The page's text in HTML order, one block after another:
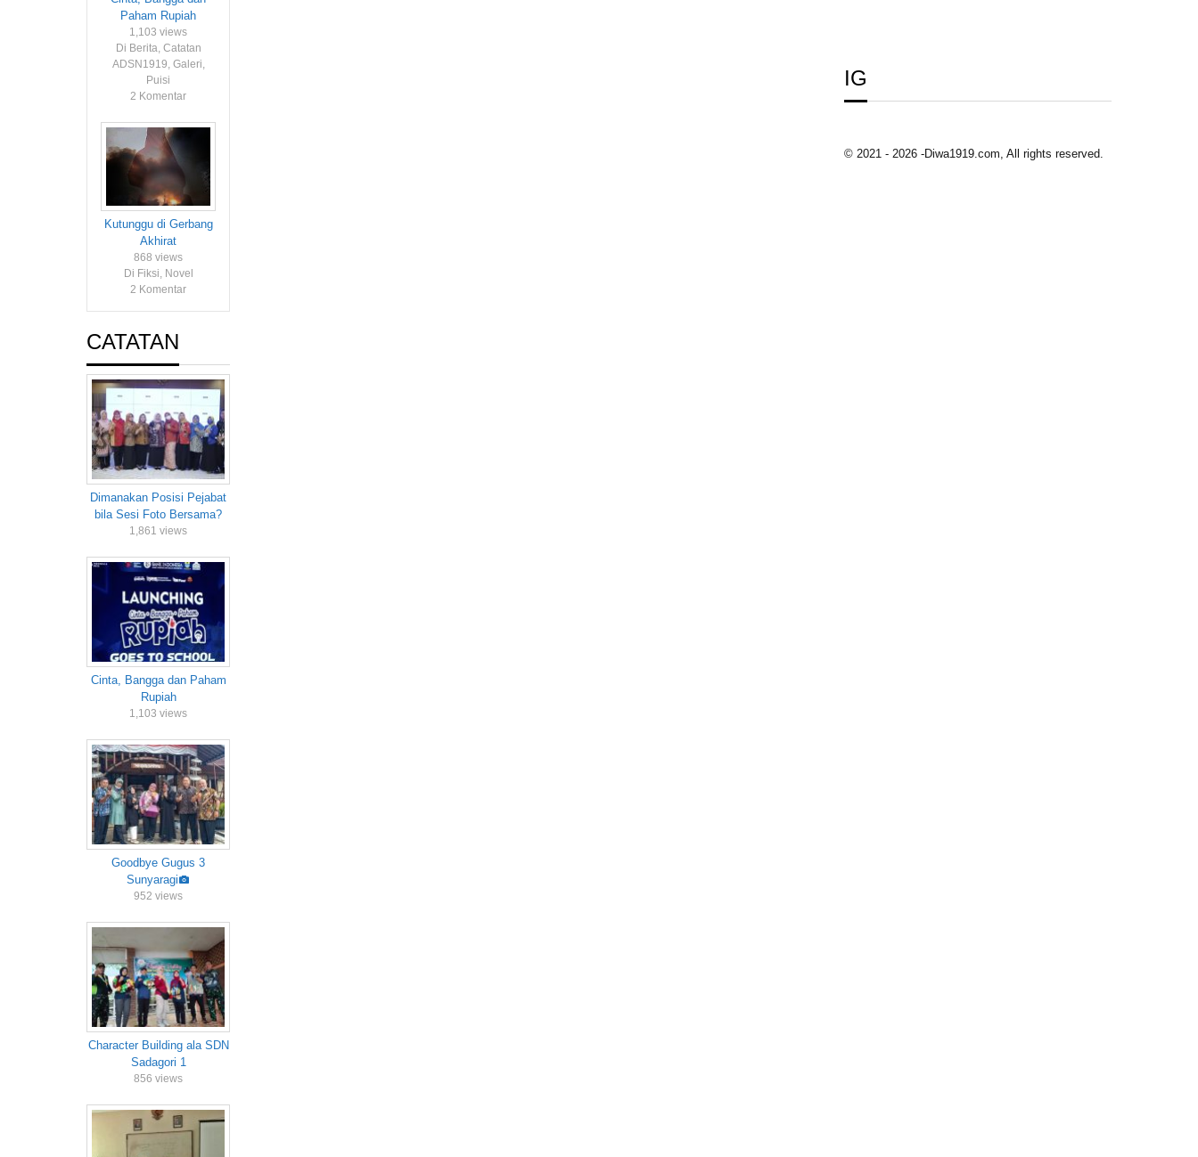
Paham Rupiah
1,103 views
Di Berita, Catatan
ADSN1919, Galeri,
Puisi
2 Komentar
Kutunggu di Gerbang
Akhirat
868 views
Di Fiksi, Novel
2 Komentar
CATATAN
Dimanakan Posisi Pejabat
bila Sesi Foto Bersama?
1,861 views
Cinta, Bangga dan Paham
Rupiah
1,103 views
Goodbye Gugus 3
Sunyaragi
952 views
Character Building ala SDN
Sadagori 1
856 views
IG
© 2021 - 2026 -Diwa1919.com, All rights reserved.